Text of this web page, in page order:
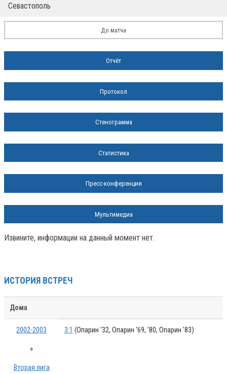
Севастополь
До матча
Отчёт
Протокол
Стенограмма
Статистика
Пресс-конференция
Мультимедиа
Извините, информации на данный момент нет.
ИСТОРИЯ ВСТРЕЧ
Дома
2002-2003
»
Вторая лига
3:1 (Опарин '32, Опарин '69, '80, Опарин '83)